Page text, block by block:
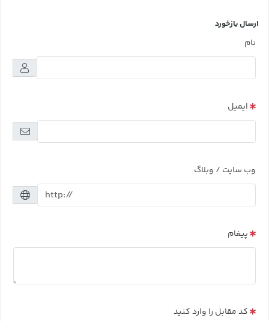
ارسال بازخورد
نام
ایمیل
وب سایت / وبلاگ
پیغام
کد مقابل را وارد کنید